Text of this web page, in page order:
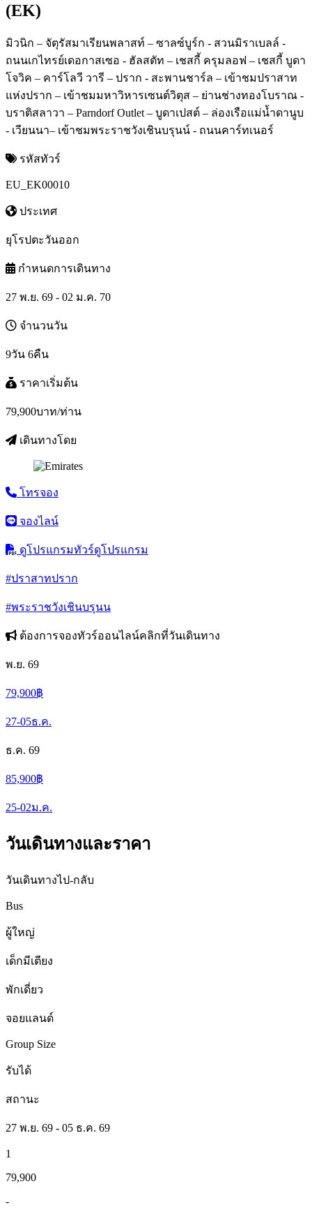
(EK)
มิวนิก – จัตุรัสมาเรียนพลาสท์ – ซาลซ์บูร์ก - สวนมิราเบลล์ -
ถนนเกไทรย์เดอกาสเซอ - ฮัลสตัท – เชสกี้ ครุมลอฟ – เชสกี้ บูดา
โจวิค – คาร์โลวี วารี – ปราก - สะพานชาร์ล – เข้าชมปราสาท
แห่งปราก – เข้าชมมหาวิหารเซนต์วิตุส – ย่านช่างทองโบราณ -
บราติสลาวา – Parndorf Outlet – บูดาเปสต์ – ล่องเรือแม่น้ำดานูบ
- เวียนนา– เข้าชมพระราชวังเชินบรุนน์ - ถนนคาร์ทเนอร์
รหัสทัวร์
EU_EK00010
ประเทศ
ยุโรปตะวันออก
กำหนดการเดินทาง
27 พ.ย. 69 - 02 ม.ค. 70
จำนวนวัน
9วัน 6คืน
ราคาเริ่มต้น
79,900บาท/ท่าน
เดินทางโดย
โทรจอง
จองไลน์
ดูโปรแกรมทัวร์ดูโปรแกรม
#ปราสาทปราก
#พระราชวังเชินบรุนน
ต้องการจองทัวร์ออนไลน์คลิกที่วันเดินทาง
พ.ย. 69
79,900฿
27-05ธ.ค.
ธ.ค. 69
85,900฿
25-02ม.ค.
วันเดินทางและราคา
วันเดินทางไป-กลับ
Bus
ผู้ใหญ่
เด็กมีเตียง
พักเดี่ยว
จอยแลนด์
Group Size
รับได้
สถานะ
27 พ.ย. 69 - 05 ธ.ค. 69
1
79,900
-